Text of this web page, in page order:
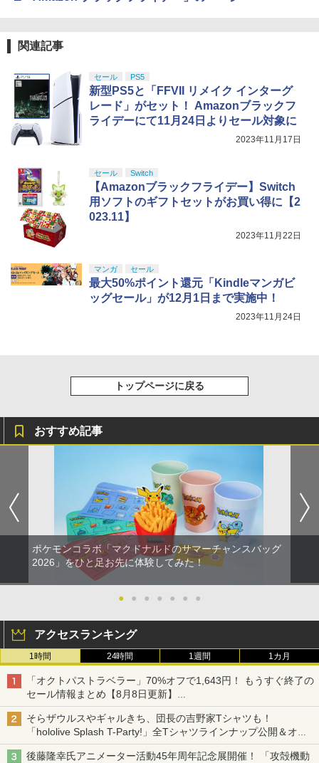
関連記事
セール PS5
新型PS5と「FFVII リメイク インターグ
レード」がセット！ Amazonブラックフ
ライデーにて11月24日よりセール対象に
2023年11月17日
セール Switch
【Amazonブラックフライデー】Switch
用ソフトのギフトセットがお買い得に【2
023.11】
2023年11月22日
マンガ セール
最大50%ポイント還元「Kindleマンガビ
ッグセール」が12月1日まで実施中！
2023年11月24日
トップページに戻る
おすすめ記事
ポケモンコラボ「マクドナルドのサマーチャンスバッグ
2026」をひと足お先に体験してみた！
● ● ● ● ● ● ●
アクセスランキング
1時間 24時間 1週間 1カ月
「オクトパストラベラー」70%オフで1,643円！ もうすぐ終了の
セール情報まとめ【8月8日更新】
ニンテンドーeショップでは「大神 絶景版」が67%オフで990円
そらザウルスやギャルきち、団長の吉野家Tシャツも！
「hololive Splash T-Party!」全Tシャツラインナップ公開＆オン
ライン販売開始
後藤隆幸氏アニメーター活動45年周年記念展開催！ 「攻殻機動